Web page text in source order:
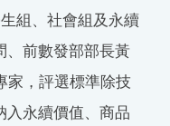
組、社會組及永續
、前數發部部長黃
家，評選標準除技
入永續價值、商品